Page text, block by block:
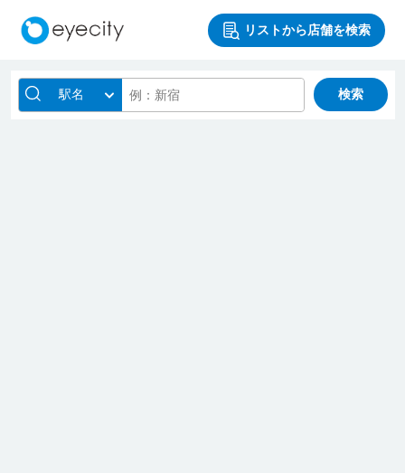
リストから店舗を検索
駅名 検索